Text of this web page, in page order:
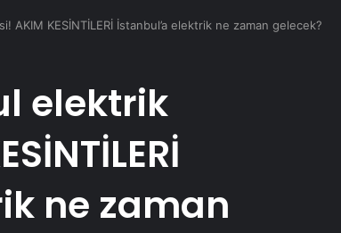
AKIM KESİNTİLERİ İstanbul’a elektrik ne zaman gelecek?
elektrik
ne zaman